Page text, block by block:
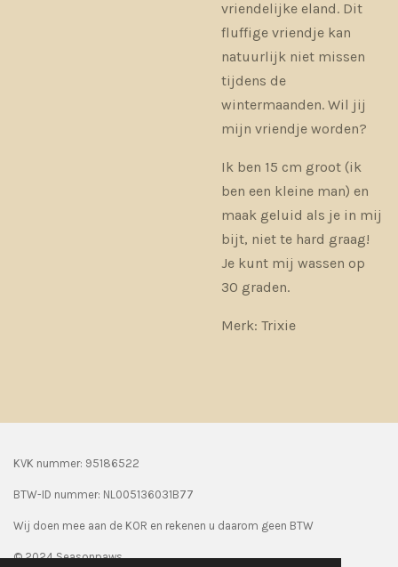
vriendelijke eland. Dit
fluffige vriendje kan
natuurlijk niet missen
tijdens de
wintermaanden. Wil jij
mijn vriendje worden?
Ik ben 15 cm groot (ik
ben een kleine man) en
maak geluid als je in mij
bijt, niet te hard graag!
Je kunt mij wassen op
30 graden.
Merk: Trixie
KVK nummer: 95186522
BTW-ID nummer: NL005136031B77
Wij doen mee aan de KOR en rekenen u daarom geen BTW
© 2024 Seasonpaws